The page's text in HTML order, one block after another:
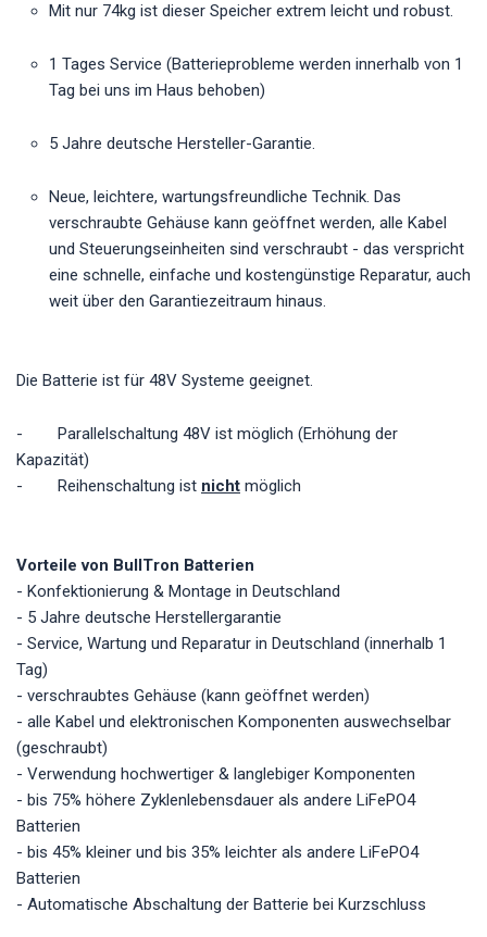
Mit nur 74kg ist dieser Speicher extrem leicht und robust.
1 Tages Service (Batterieprobleme werden innerhalb von 1
Tag bei uns im Haus behoben)
5 Jahre deutsche Hersteller-Garantie.
Neue, leichtere, wartungsfreundliche Technik. Das
verschraubte Gehäuse kann geöffnet werden, alle Kabel
und Steuerungseinheiten sind verschraubt - das verspricht
eine schnelle, einfache und kostengünstige Reparatur, auch
weit über den Garantiezeitraum hinaus.
Die Batterie ist für 48V Systeme geeignet.
- Parallelschaltung 48V ist möglich (Erhöhung der
Kapazität)
- Reihenschaltung ist nicht möglich
Vorteile von BullTron Batterien
- Konfektionierung & Montage in Deutschland
- 5 Jahre deutsche Herstellergarantie
- Service, Wartung und Reparatur in Deutschland (innerhalb 1
Tag)
- verschraubtes Gehäuse (kann geöffnet werden)
- alle Kabel und elektronischen Komponenten auswechselbar
(geschraubt)
- Verwendung hochwertiger & langlebiger Komponenten
- bis 75% höhere Zyklenlebensdauer als andere LiFePO4
Batterien
- bis 45% kleiner und bis 35% leichter als andere LiFePO4
Batterien
- Automatische Abschaltung der Batterie bei Kurzschluss